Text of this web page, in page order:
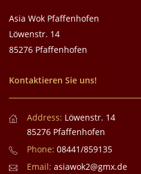
Asia Wok Pfaffenhofen
Löwenstr. 14
85276 Pfaffenhofen
Kontaktieren Sie uns!
Address: Löwenstr. 14
85276 Pfaffenhofen
Phone: 08441/859135
Email: asiawok2@gmx.de